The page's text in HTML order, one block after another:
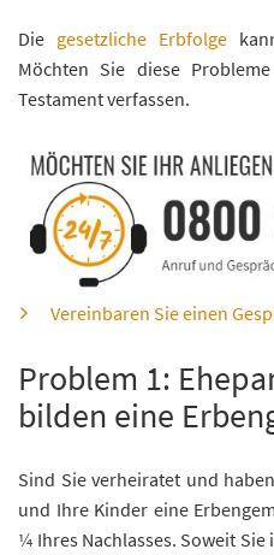
Die gesetzliche Erbfolge
Möchten Sie diese
Testament verfassen.
Vereinbaren Sie einen
Problem 1:
bilden eine
Sind Sie verheiratet und
und Ihre Kinder eine
¼ Ihres Nachlasses. Soweit